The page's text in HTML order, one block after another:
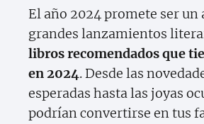
El año 2024 promete ser un
grandes lanzamientos
libros recomendados que
en 2024. Desde las
esperadas hasta las joyas
podrían convertirse en tus